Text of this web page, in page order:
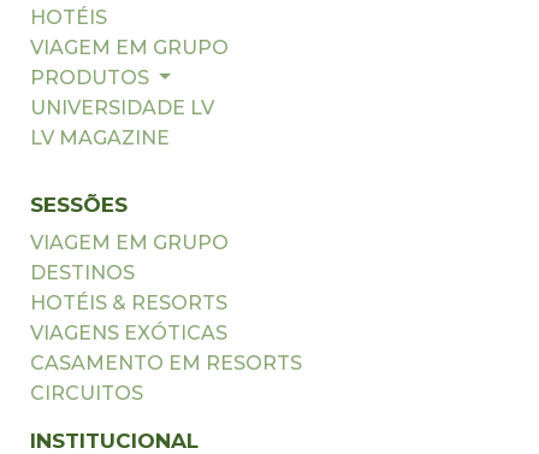
HOTÉIS
VIAGEM EM GRUPO
PRODUTOS
UNIVERSIDADE LV
LV MAGAZINE
SESSÕES
VIAGEM EM GRUPO
DESTINOS
HOTÉIS & RESORTS
VIAGENS EXÓTICAS
CASAMENTO EM RESORTS
CIRCUITOS
INSTITUCIONAL